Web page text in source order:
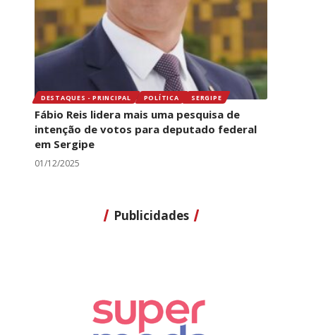
DESTAQUES - PRINCIPAL POLÍTICA SERGIPE
Fábio Reis lidera mais uma pesquisa de
intenção de votos para deputado federal
em Sergipe
01/12/2025
Publicidades